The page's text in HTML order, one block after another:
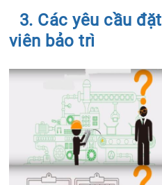
3. Các yêu cầu
viên bảo trì